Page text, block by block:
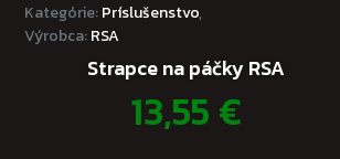
Kategórie:Príslušenstvo,
Výrobca:RSA
Strapce na páčky RSA
13,55€